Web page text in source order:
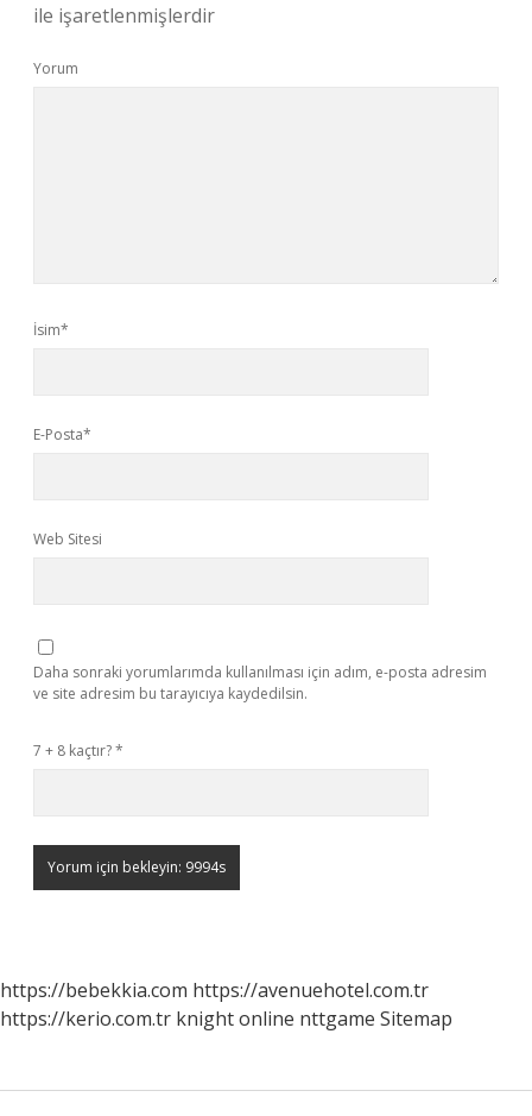
ile işaretlenmişlerdir
Yorum
İsim*
E-Posta*
Web Sitesi
Daha sonraki yorumlarımda kullanılması için adım, e-posta adresim
ve site adresim bu tarayıcıya kaydedilsin.
7 + 8 kaçtır?*
https://bebekkia.com https://avenuehotel.com.tr
https://kerio.com.tr knight online nttgame Sitemap